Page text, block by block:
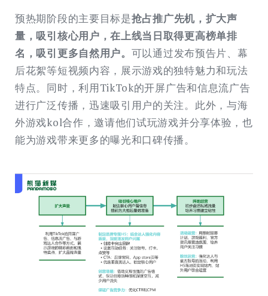
预热期阶段的主要目标是抢占推广先机，扩大声
量，吸引核心用户，在上线当日取得更高榜单排
名，吸引更多自然用户。 可以通过发布预告片、幕
后花絮等短视频内容，展示游戏的独特魅力和玩法
特点。同时，利用TikTok的开屏广告和信息流广告
进行广泛传播，迅速吸引用户的关注。此外，与海
外游戏kol合作，邀请他们试玩游戏并分享体验，也
能为游戏带来更多的曝光和口碑传播。